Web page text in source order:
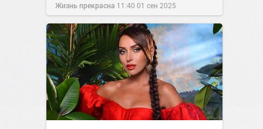
Жизнь прекрасна 11:40 01 сен 2025